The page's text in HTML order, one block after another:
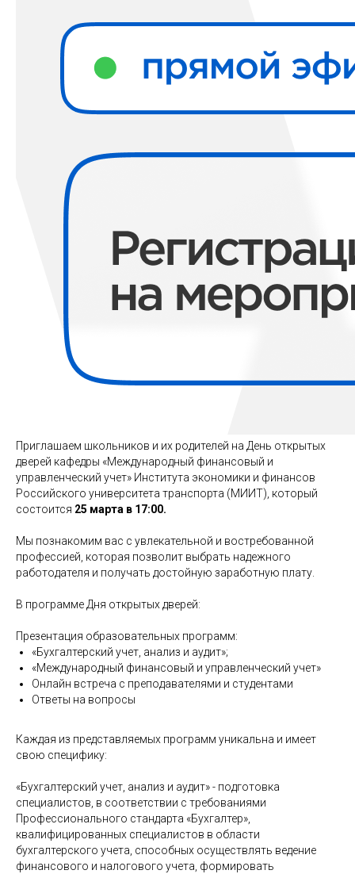
Приглашаем школьников и их родителей на День открытых
дверей кафедры «Международный финансовый и
управленческий учет» Института экономики и финансов
Российского университета транспорта (МИИТ), который
состоится 25 марта в 17:00.
Мы познакомим вас с увлекательной и востребованной
профессией, которая позволит выбрать надежного
работодателя и получать достойную заработную плату.
В программе Дня открытых дверей:
Презентация образовательных программ:
«Бухгалтерский учет, анализ и аудит»;
«Международный финансовый и управленческий учет»
Онлайн встреча с преподавателями и студентами
Ответы на вопросы
Каждая из представляемых программ уникальна и имеет
свою специфику:
«Бухгалтерский учет, анализ и аудит» - подготовка
специалистов, в соответствии с требованиями
Профессионального стандарта «Бухгалтер»,
квалифицированных специалистов в области
бухгалтерского учета, способных осуществлять ведение
финансового и налогового учета, формировать